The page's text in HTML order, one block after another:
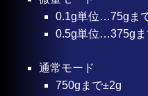
0.1g単位…75gま
0.5g単位…375gま
通常モード
750gまで±2g